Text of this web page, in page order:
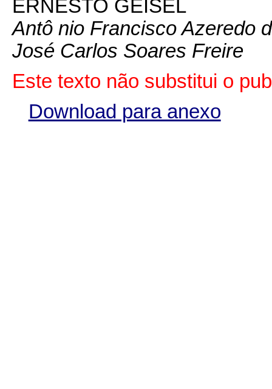
ERNESTO GEISEL
Antô nio Francisco Azeredo
José Carlos Soares Freire
Este texto não substitui o
Download para anexo